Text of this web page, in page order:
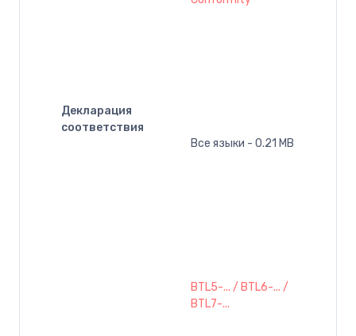
Декларация
соответствия
Все языки - 0.21 MB
BTL5-... / BTL6-... /
BTL7-...